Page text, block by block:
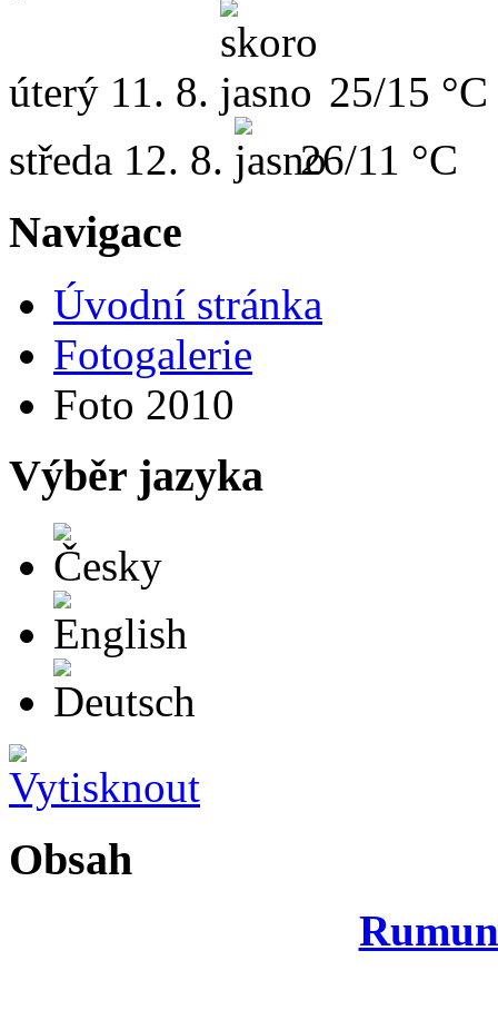
úterý 11. 8.
25/15 °C
středa 12. 8. 26/11 °C
Navigace
Úvodní stránka
Fotogalerie
Foto 2010
Výběr jazyka
Obsah